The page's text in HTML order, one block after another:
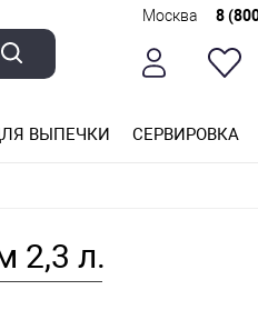
Москва 8
ВЫПЕЧКИ СЕРВИРОВКА
2,3 л.